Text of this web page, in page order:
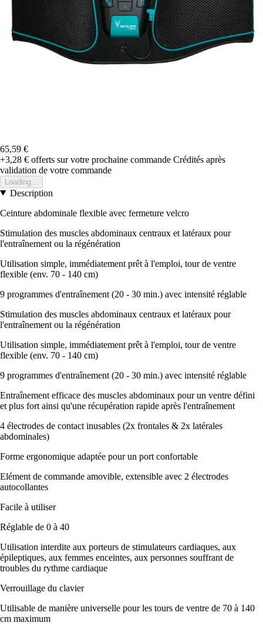
65,59 €
+3,28 € offerts sur votre prochaine commande Crédités après
validation de votre commande
Loading...
Description
Ceinture abdominale flexible avec fermeture velcro
Stimulation des muscles abdominaux centraux et latéraux pour
l'entraînement ou la régénération
Utilisation simple, immédiatement prêt à l'emploi, tour de ventre
flexible (env. 70 - 140 cm)
9 programmes d'entraînement (20 - 30 min.) avec intensité réglable
Stimulation des muscles abdominaux centraux et latéraux pour
l'entraînement ou la régénération
Utilisation simple, immédiatement prêt à l'emploi, tour de ventre
flexible (env. 70 - 140 cm)
9 programmes d'entraînement (20 - 30 min.) avec intensité réglable
Entraînement efficace des muscles abdominaux pour un ventre défini
et plus fort ainsi qu'une récupération rapide après l'entraînement
4 électrodes de contact inusables (2x frontales & 2x latérales
abdominales)
Forme ergonomique adaptée pour un port confortable
Elément de commande amovible, extensible avec 2 électrodes
autocollantes
Facile à utiliser
Réglable de 0 à 40
Utilisation interdite aux porteurs de stimulateurs cardiaques, aux
épileptiques, aux femmes enceintes, aux personnes souffrant de
troubles du rythme cardiaque
Verrouillage du clavier
Utilisable de manière universelle pour les tours de ventre de 70 à 140
cm maximum